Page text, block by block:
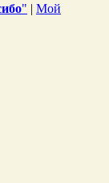
" | Мой